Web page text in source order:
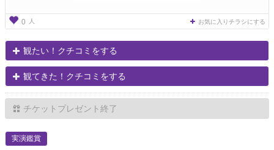
0 人 お気に入りチラシにする
観たい！クチコミをする
観てきた！クチコミをする
チケットプレゼント終了
実演鑑賞